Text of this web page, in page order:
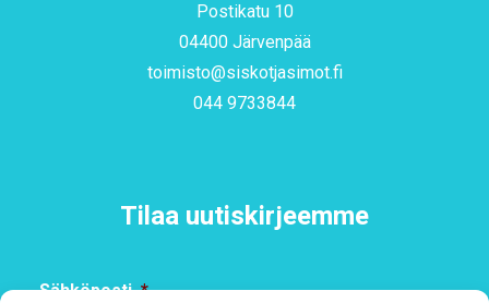
Postikatu 10
04400 Järvenpää
toimisto@siskotjasimot.fi
044 9733844
Tilaa uutiskirjeemme
Sähköposti *